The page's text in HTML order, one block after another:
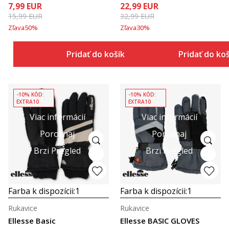
7,99 EUR
15,99EUR
Zľava50%
Pridať do košíka
22,99 EUR
32,99EUR
Zľava30%
Pridať do
Viac informácií
Porovnaj
Brzi Pregled
-10% KÓD:
EXTRA10
Farba k dispozícii:1
Ellesse Basic
Rukavice
Viac informácií
Porovnaj
Brzi Pregled
-10% KÓD:
EXTRA10
Farba k dispozícii:1
Ellesse BASIC GLOVES
Rukavice